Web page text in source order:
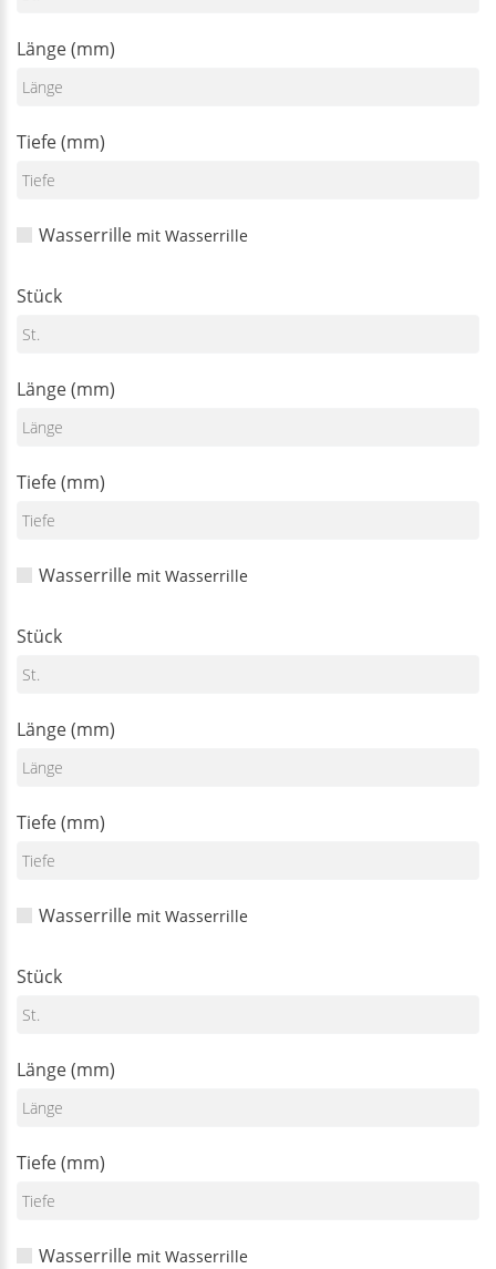
Länge (mm)
Tiefe (mm)
Wasserrille mit Wasserrille
Stück
Länge (mm)
Tiefe (mm)
Wasserrille mit Wasserrille
Stück
Länge (mm)
Tiefe (mm)
Wasserrille mit Wasserrille
Stück
Länge (mm)
Tiefe (mm)
Wasserrille mit Wasserrille